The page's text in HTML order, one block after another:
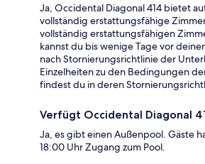
Ja, Occidental Diagonal 414 bietet
vollständig erstattungsfähige
vollständig erstattungsfähigen
kannst du bis wenige Tage vor
nach Stornierungsrichtlinie der
Einzelheiten zu den Bedingungen
findest du in deren
Verfügt Occidental Diagonal
Ja, es gibt einen Außenpool. Gäste
18:00 Uhr Zugang zum Pool.